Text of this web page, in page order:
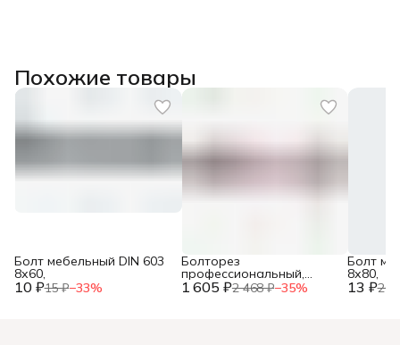
Похожие товары
10 ₽15 ₽−33%
Болт мебельный DIN 603
8х60,
1 605 ₽2 468 ₽−35%
Болторез
профессиональный,
губки из 13 ₽20
Болт
8х80,